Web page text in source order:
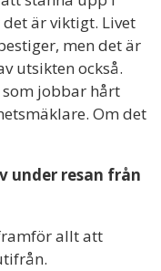
är viktigt. Livet
men det är
utsikten också.
som jobbar hårt
Om det
under resan från
allt att